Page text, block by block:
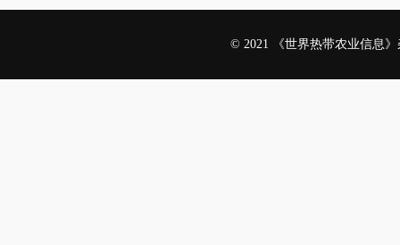
© 2021 《世界热带农业信息